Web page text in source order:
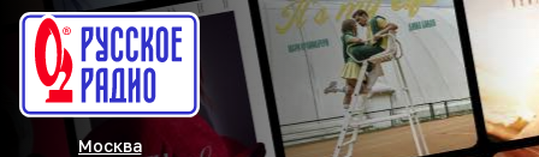
Москва